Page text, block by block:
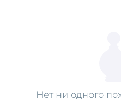
Нет ни одного